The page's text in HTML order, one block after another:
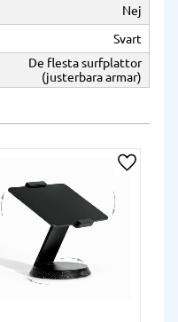
Nej
Svart
De flesta surfplattor
(justerbara armar)
i önskelista Lägg till